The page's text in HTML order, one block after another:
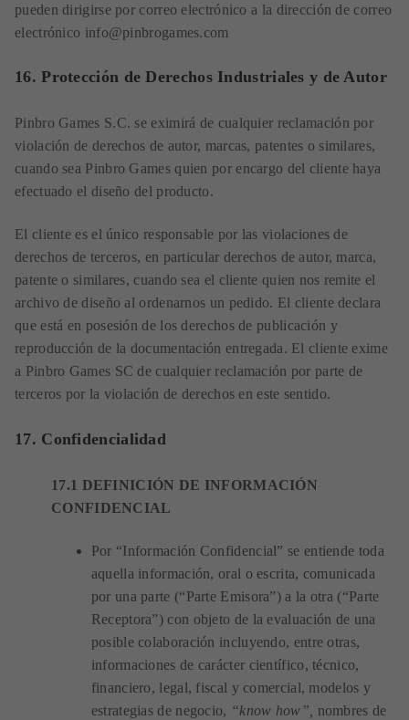
pueden dirigirse por correo electrónico a la dirección de correo
electrónico info@pinbrogames.com
16. Protección de Derechos Industriales y de Autor
Pinbro Games S.C. se eximirá de cualquier reclamación por
violación de derechos de autor, marcas, patentes o similares,
cuando sea Pinbro Games quien por encargo del cliente haya
efectuado el diseño del producto.
El cliente es el único responsable por las violaciones de
derechos de terceros, en particular derechos de autor, marca,
patente o similares, cuando sea el cliente quien nos remite el
archivo de diseño al ordenarnos un pedido. El cliente declara
que está en posesión de los derechos de publicación y
reproducción de la documentación entregada. El cliente exime
a Pinbro Games SC de cualquier reclamación por parte de
terceros por la violación de derechos en este sentido.
17. Confidencialidad
17.1 DEFINICIÓN DE INFORMACIÓN
CONFIDENCIAL
Por “Información Confidencial” se entiende toda
aquella información, oral o escrita, comunicada
por una parte (“Parte Emisora”) a la otra (“Parte
Receptora”) con objeto de la evaluación de una
posible colaboración incluyendo, entre otras,
informaciones de carácter científico, técnico,
financiero, legal, fiscal y comercial, modelos y
estrategias de negocio, “know how”, nombres de